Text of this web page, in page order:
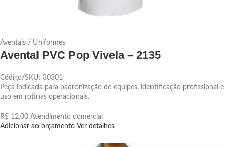
Aventais / Uniformes
Avental PVC Pop Vivela – 2135
Código/SKU: 30301
Peça indicada para padronização de equipes, identificação profissional e
uso em rotinas operacionais.
R$ 12,00 Atendimento comercial
Adicionar ao orçamento Ver detalhes